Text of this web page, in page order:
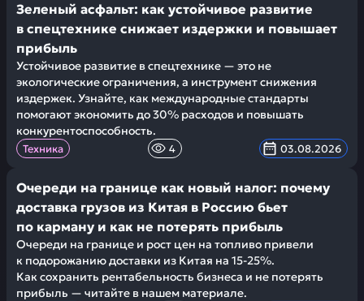
Зеленый асфальт: как устойчивое развитие
в спецтехнике снижает издержки и повышает
прибыль
Устойчивое развитие в спецтехнике — это не
экологические ограничения, а инструмент снижения
издержек. Узнайте, как международные стандарты
помогают экономить до 30% расходов и повышать
конкурентоспособность.
Техника 4 03.08.2026
Очереди на границе как новый налог: почему
доставка грузов из Китая в Россию бьет
по карману и как не потерять прибыль
Очереди на границе и рост цен на топливо привели
к подорожанию доставки из Китая на 15-25%.
Как сохранить рентабельность бизнеса и не потерять
прибыль — читайте в нашем материале.